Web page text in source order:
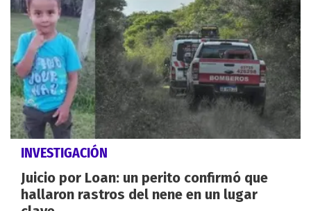
INVESTIGACIÓN
Juicio por Loan: un perito confirmó que
hallaron rastros del nene en un lugar